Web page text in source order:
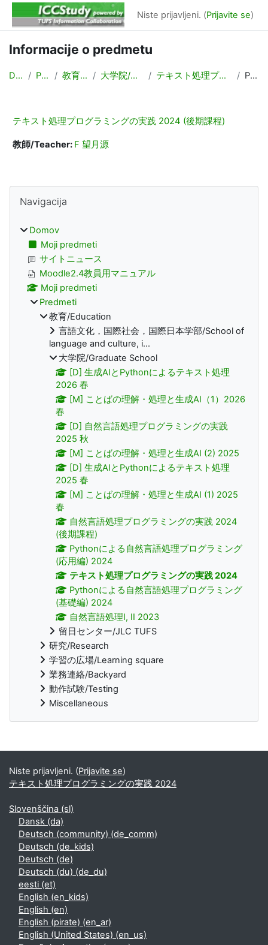
Preskoči na glavno vsebino
Niste prijavljeni. (Prijavite se)
Informacije o predmetu
Domov Predmeti 教育/Education 大学院/Graduate School テキスト処理プログラミングの実践 2024 Povzetek
テキスト処理プログラミングの実践 2024 (後期課程)
教師/Teacher: F 望月源
Bloki
Navigacija
Domov
Moji predmeti
サイトニュース
Moodle2.4教員用マニュアル
Moji predmeti
Predmeti
教育/Education
言語文化，国際社会，国際日本学部/School of
language and culture, i...
大学院/Graduate School
[D] 生成AIとPythonによるテキスト処理
2026 春
[M] ことばの理解・処理と生成AI（1）2026
春
[D] 自然言語処理プログラミングの実践
2025 秋
[M] ことばの理解・処理と生成AI (2) 2025
[D] 生成AIとPythonによるテキスト処理
2025 春
[M] ことばの理解・処理と生成AI (1) 2025
春
自然言語処理プログラミングの実践 2024
(後期課程)
Pythonによる自然言語処理プログラミング
(応用編) 2024
テキスト処理プログラミングの実践 2024
Pythonによる自然言語処理プログラミング
(基礎編) 2024
自然言語処理I, II 2023
留日センター/JLC TUFS
研究/Research
学習の広場/Learning square
業務連絡/Backyard
動作試験/Testing
Miscellaneous
Supplementary blocks
Niste prijavljeni. (Prijavite se)
テキスト処理プログラミングの実践 2024
Slovenščina ‎(sl)‎
Dansk ‎(da)‎
Deutsch (community) ‎(de_comm)‎
Deutsch ‎(de_kids)‎
Deutsch ‎(de)‎
Deutsch (du) ‎(de_du)‎
eesti ‎(et)‎
English ‎(en_kids)‎
English ‎(en)‎
English (pirate) ‎(en_ar)‎
English (United States) ‎(en_us)‎